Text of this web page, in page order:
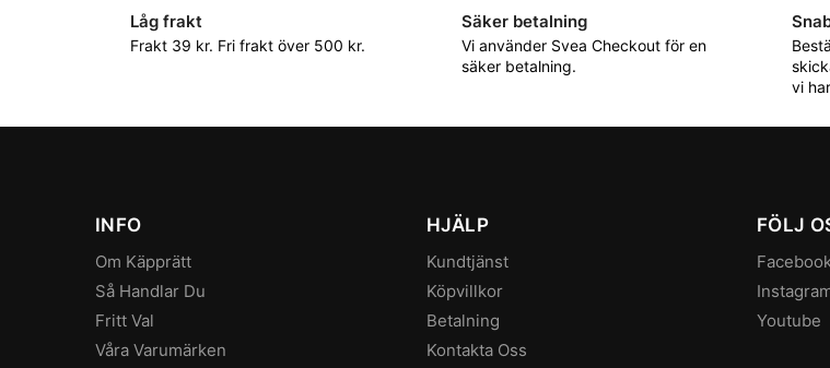
Låg frakt
Frakt 39 kr. Fri frakt över 500 kr.
Säker betalning
Vi använder Svea Checkout för en
säker betalning.
vi
INFO
Om Käpprätt
Så Handlar Du
Fritt Val
Våra Varumärken
HJÄLP
Kundtjänst
Köpvillkor
Betalning
Kontakta Oss
FÖLJ
Youtube